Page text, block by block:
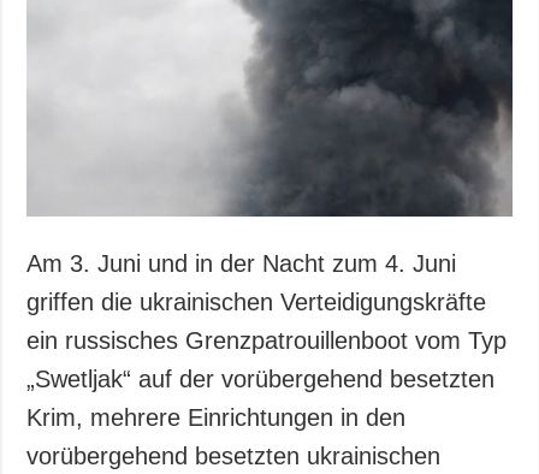
Am 3. Juni und in der Nacht zum 4. Juni
griffen die ukrainischen Verteidigungskräfte
ein russisches Grenzpatrouillenboot vom Typ
„Swetljak“ auf der vorübergehend besetzten
Krim, mehrere Einrichtungen in den
vorübergehend besetzten ukrainischen